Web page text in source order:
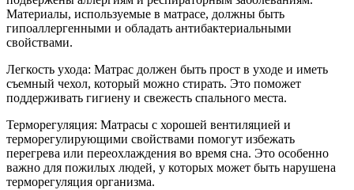
Материалы, используемые в матрасе, должны быть
гипоаллергенными и обладать антибактериальными
свойствами.
Легкость ухода: Матрас должен быть прост в уходе и иметь
съемный чехол, который можно стирать. Это поможет
поддерживать гигиену и свежесть спального места.
Терморегуляция: Матрасы с хорошей вентиляцией и
терморегулирующими свойствами помогут избежать
перегрева или переохлаждения во время сна. Это особенно
важно для пожилых людей, у которых может быть нарушена
терморегуляция организма.